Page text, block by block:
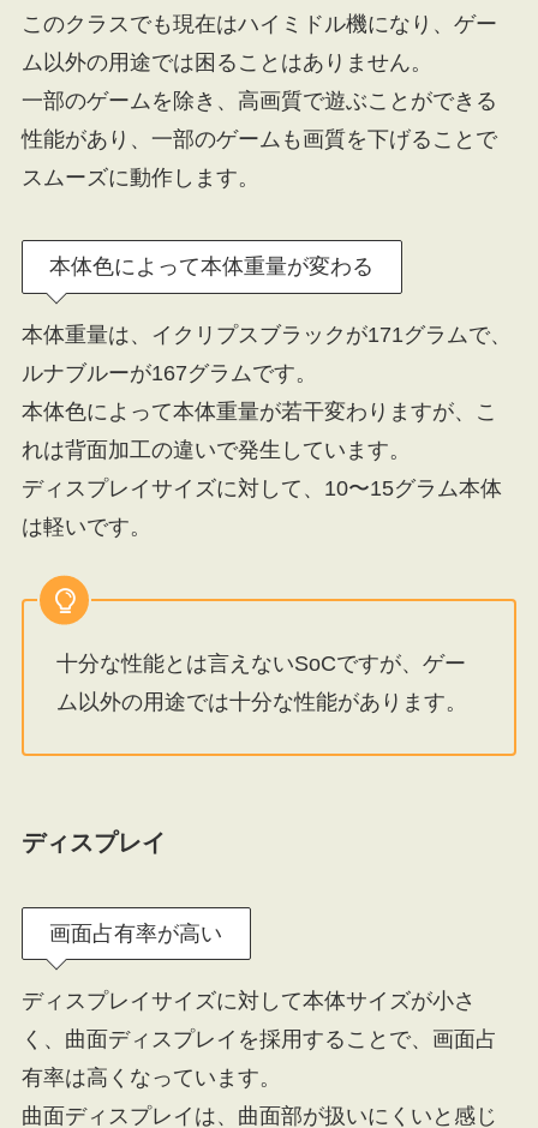
このクラスでも現在はハイミドル機になり、ゲー
ム以外の用途では困ることはありません。
一部のゲームを除き、高画質で遊ぶことができる
性能があり、一部のゲームも画質を下げることで
スムーズに動作します。
本体色によって本体重量が変わる
本体重量は、イクリプスブラックが171グラムで、
ルナブルーが167グラムです。
本体色によって本体重量が若干変わりますが、こ
れは背面加工の違いで発生しています。
ディスプレイサイズに対して、10〜15グラム本体
は軽いです。
十分な性能とは言えないSoCですが、ゲー
ム以外の用途では十分な性能があります。
ディスプレイ
画面占有率が高い
ディスプレイサイズに対して本体サイズが小さ
く、曲面ディスプレイを採用することで、画面占
有率は高くなっています。
曲面ディスプレイは、曲面部が扱いにくいと感じ